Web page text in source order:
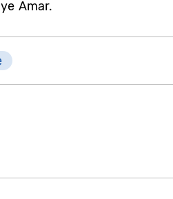
Amar.